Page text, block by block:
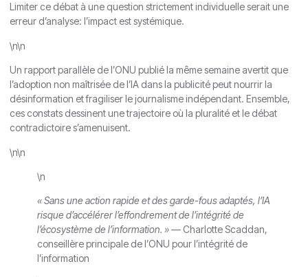
Limiter ce débat à une question strictement individuelle serait une
erreur d’analyse: l’impact est systémique.
\n\n
Un rapport parallèle de l’ONU publié la même semaine avertit que
l’adoption non maîtrisée de l’IA dans la publicité peut nourrir la
désinformation et fragiliser le journalisme indépendant. Ensemble,
ces constats dessinent une trajectoire où la pluralité et le débat
contradictoire s’amenuisent.
\n\n
\n
« Sans une action rapide et des garde-fous adaptés, l’IA
risque d’accélérer l’effondrement de l’intégrité de
l’écosystème de l’information. »— Charlotte Scaddan,
conseillère principale de l’ONU pour l’intégrité de
l’information